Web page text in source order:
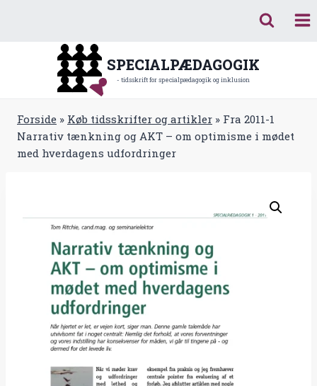
SPECIALPÆDAGOGIK
- tidsskrift for specialpædagogik og inklusion
Forside » Køb tidsskrifter og artikler » Fra 2011-1
Narrativ tænkning og AKT – om optimisme i mødet
med hverdagens udfordringer